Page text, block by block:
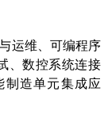
运维、可编程序
、数控系统连接
制造单元集成应